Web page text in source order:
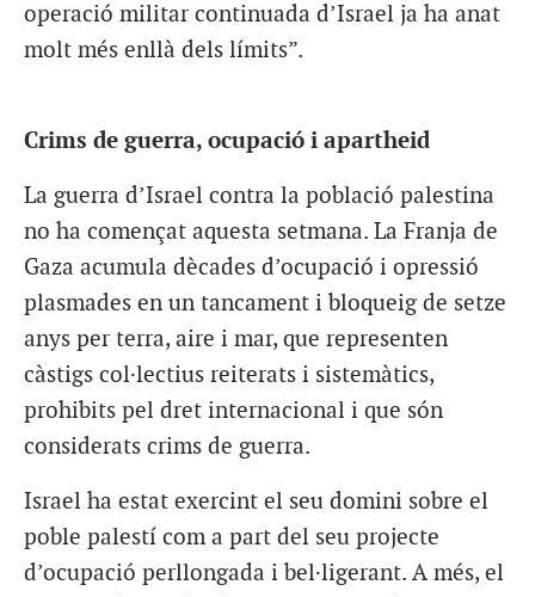
operació militar continuada d’Israel ja ha anat
molt més enllà dels límits”.
Crims de guerra, ocupació i apartheid
La guerra d’Israel contra la població palestina
no ha començat aquesta setmana. La Franja de
Gaza acumula dècades d’ocupació i opressió
plasmades en un tancament i bloqueig de setze
anys per terra, aire i mar, que representen
càstigs col·lectius reiterats i sistemàtics,
prohibits pel dret internacional i que són
considerats crims de guerra.
Israel ha estat exercint el seu domini sobre el
poble palestí com a part del seu projecte
d’ocupació perllongada i bel·ligerant. A més, el